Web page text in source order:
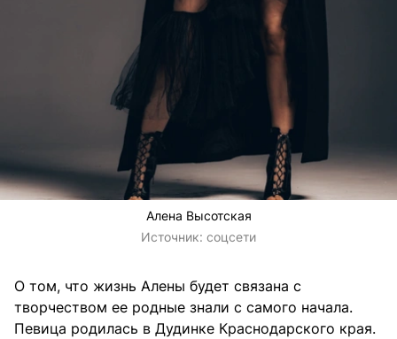
Алена Высотская
Источник: соцсети
О том, что жизнь Алены будет связана с
творчеством ее родные знали с самого начала.
Певица родилась в Дудинке Краснодарского края.